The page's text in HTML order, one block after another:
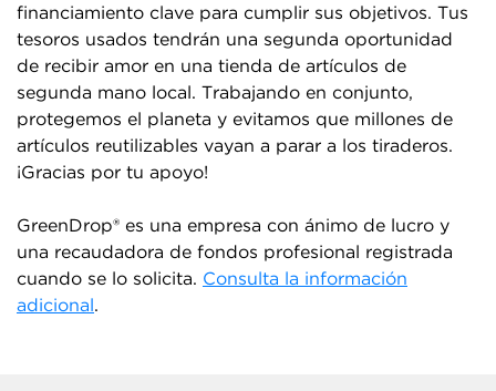
financiamiento clave para cumplir sus objetivos. Tus
tesoros usados tendrán una segunda oportunidad
de recibir amor en una tienda de artículos de
segunda mano local. Trabajando en conjunto,
protegemos el planeta y evitamos que millones de
artículos reutilizables vayan a parar a los tiraderos.
¡Gracias por tu apoyo!
GreenDrop® es una empresa con ánimo de lucro y
una recaudadora de fondos profesional registrada
cuando se lo solicita. Consulta la información
adicional.